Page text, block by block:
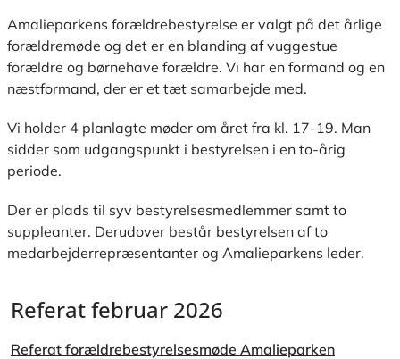
Amalieparkens forældrebestyrelse er valgt på det årlige
forældremøde og det er en blanding af vuggestue
forældre og børnehave forældre. Vi har en formand og en
næstformand, der er et tæt samarbejde med.
Vi holder 4 planlagte møder om året fra kl. 17-19. Man
sidder som udgangspunkt i bestyrelsen i en to-årig
periode.
Der er plads til syv bestyrelsesmedlemmer samt to
suppleanter. Derudover består bestyrelsen af to
medarbejderrepræsentanter og Amalieparkens leder.
Referat februar 2026
Referat forældrebestyrelsesmøde Amalieparken